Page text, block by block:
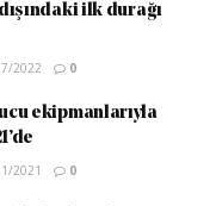
ilk durağı
2022 0
ekipmanlarıyla
2021 0